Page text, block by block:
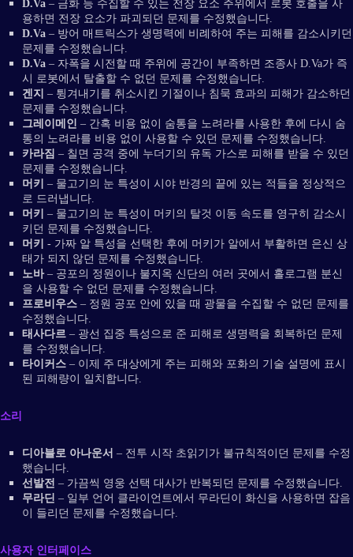
D.Va – 금화 등 수집할 수 있는 전장 요소 주위에서 로봇 호출을 사
용하면 전장 요소가 파괴되던 문제를 수정했습니다.
D.Va – 방어 매트릭스가 생명력에 비례하여 주는 피해를 감소시키던
문제를 수정했습니다.
D.Va – 자폭을 시전할 때 주위에 공간이 부족하면 조종사 D.Va가 즉
시 로봇에서 탈출할 수 없던 문제를 수정했습니다.
겐지 – 튕겨내기를 취소시킨 기절이나 침묵 효과의 피해가 감소하던
문제를 수정했습니다.
그레이메인 – 간혹 비용 없이 숨통을 노려라를 사용한 후에 다시 숨
통의 노려라를 비용 없이 사용할 수 있던 문제를 수정했습니다.
카라짐 – 칠면 공격 중에 누더기의 유독 가스로 피해를 받을 수 있던
문제를 수정했습니다.
머키 – 물고기의 눈 특성이 시야 반경의 끝에 있는 적들을 정상적으
로 드러냅니다.
머키 – 물고기의 눈 특성이 머키의 탈것 이동 속도를 영구히 감소시
키던 문제를 수정했습니다.
머키 - 가짜 알 특성을 선택한 후에 머키가 알에서 부활하면 은신 상
태가 되지 않던 문제를 수정했습니다.
노바 – 공포의 정원이나 불지옥 신단의 여러 곳에서 홀로그램 분신
을 사용할 수 없던 문제를 수정했습니다.
프로비우스 – 정원 공포 안에 있을 때 광물을 수집할 수 없던 문제를
수정했습니다.
태사다르 – 광선 집중 특성으로 준 피해로 생명력을 회복하던 문제
를 수정했습니다.
타이커스 – 이제 주 대상에게 주는 피해와 포화의 기술 설명에 표시
된 피해량이 일치합니다.
소리
디아블로 아나운서 – 전투 시작 초읽기가 불규칙적이던 문제를 수정
했습니다.
선발전 – 가끔씩 영웅 선택 대사가 반복되던 문제를 수정했습니다.
무라딘 – 일부 언어 클라이언트에서 무라딘이 화신을 사용하면 잡음
이 들리던 문제를 수정했습니다.
사용자 인터페이스